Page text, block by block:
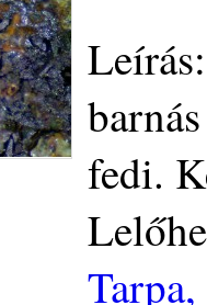
fedi.